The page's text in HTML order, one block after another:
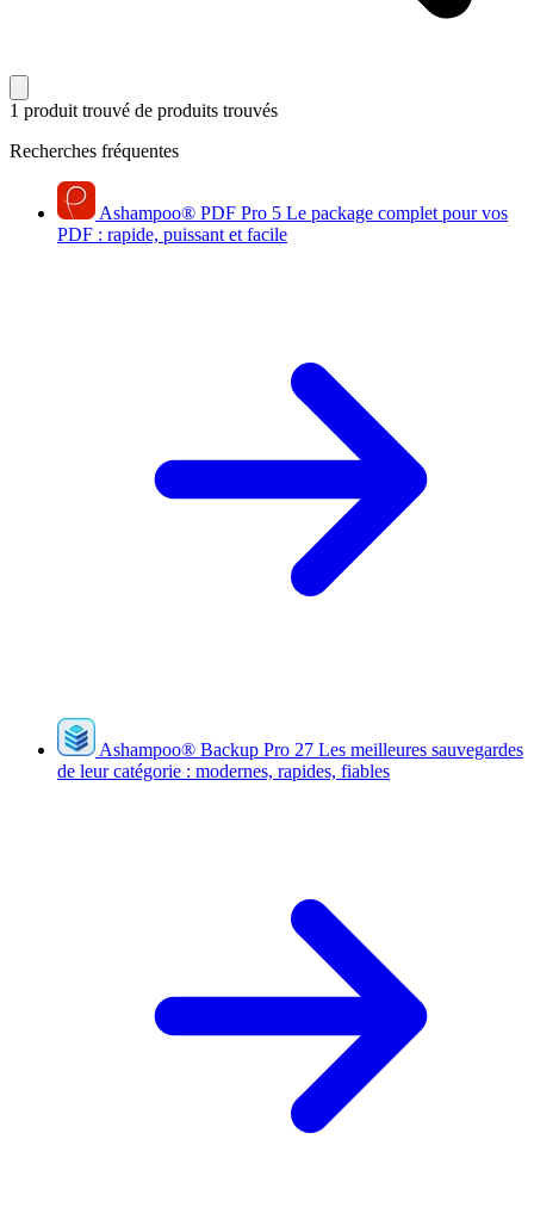
1 produit trouvé de produits trouvés
Recherches fréquentes
Ashampoo® PDF Pro 5 Le package complet pour vos
PDF : rapide, puissant et facile
Ashampoo® Backup Pro 27 Les meilleures sauvegardes
de leur catégorie : modernes, rapides, fiables